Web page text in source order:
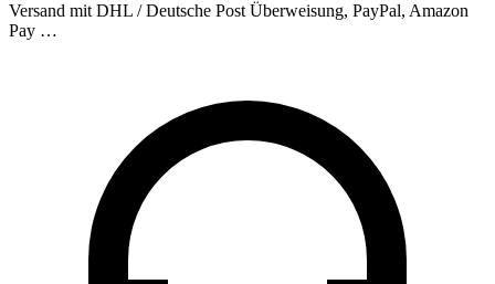
Versand mit DHL / Deutsche Post Überweisung, PayPal, Amazon
Pay …